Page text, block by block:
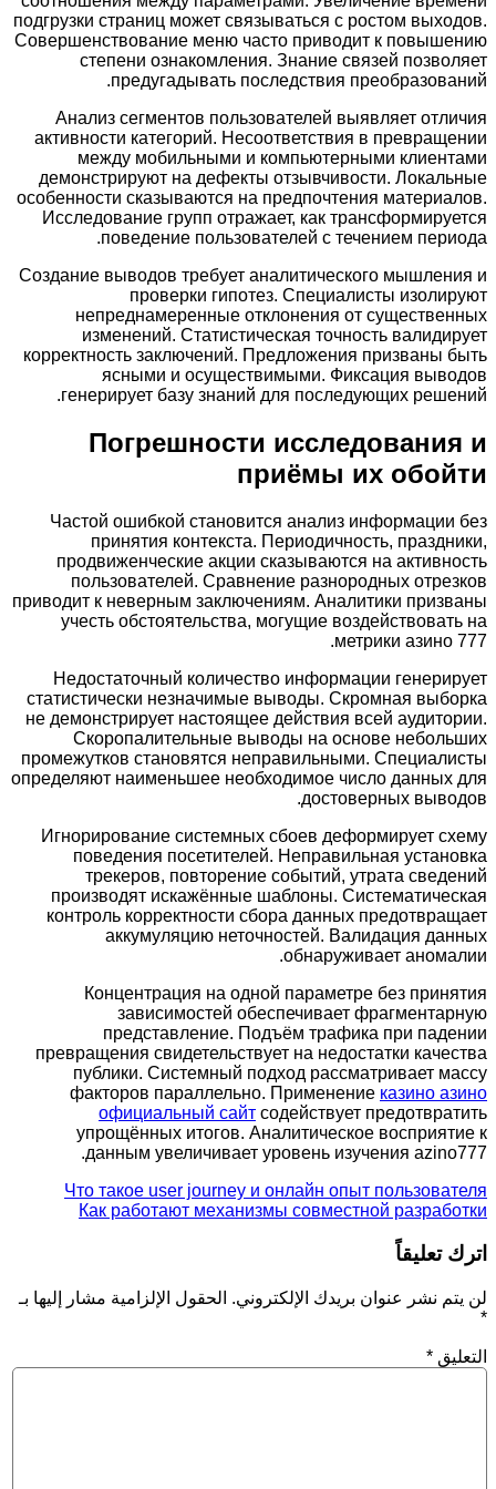
подгрузки страниц может связываться с ростом
Совершенствование меню часто приводит к
степени ознакомления. Знание связей
предугадывать последствия
Анализ сегментов пользователей выявляет
активности категорий. Несоответствия в
между мобильными и компьютерными
демонстрируют на дефекты отзывчивости.
особенности сказываются на предпочтения
Исследование групп отражает, как
поведение пользователей с течением
Создание выводов требует аналитического
проверки гипотез. Специалисты
непреднамеренные отклонения от
изменений. Статистическая точность
корректность заключений. Предложения призваны
ясными и осуществимыми. Фиксация
генерирует базу знаний для последующих
Погрешности
приёмы их
Частой ошибкой становится анализ
принятия контекста. Периодичность,
продвиженческие акции сказываются на
пользователей. Сравнение разнородных
приводит к неверным заключениям. Аналитики
учесть обстоятельства, могущие
метрики
Недостаточный количество информации
статистически незначимые выводы. Скромная
не демонстрирует настоящее действия всей
Скоропалительные выводы на основе
промежутков становятся неправильными.
определяют наименьшее необходимое число
достоверных
Игнорирование системных сбоев деформирует
поведения посетителей. Неправильная
трекеров, повторение событий, утрата
производят искажённые шаблоны.
контроль корректности сбора данных
аккумуляцию неточностей. Валидация
обнаруживает
Концентрация на одной параметре без
зависимостей обеспечивает
представление. Подъём трафика при
превращения свидетельствует на недостатки
публики. Системный подход рассматривает
факторов параллельно. Применениеказино
официальный сайтсодействует
упрощённых итогов. Аналитическое
данным увеличивает уровень изучения
Что такое user journey и онлайн опыт
Как работают механизмы совместной
نشر عنوان بريدك الإلكتروني. الحقول الإلزامية مشار إليها بـ
*